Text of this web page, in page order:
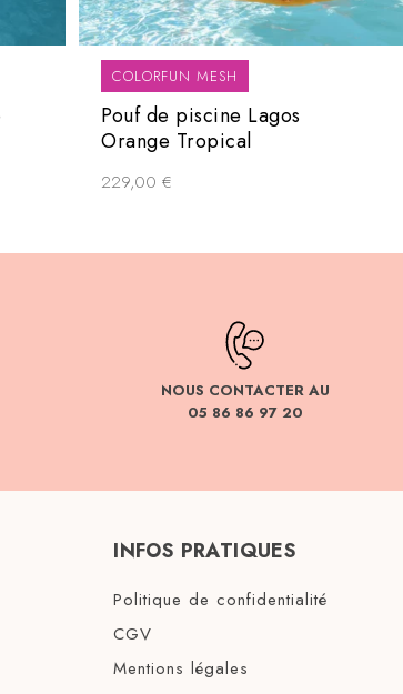
COLORFUN MESH
Pouf de piscine Lagos
Orange Tropical
229,00€
NOUS CONTACTER AU
05 86 86 97 20
INFOS PRATIQUES
Politique de confidentialité
CGV
Mentions légales